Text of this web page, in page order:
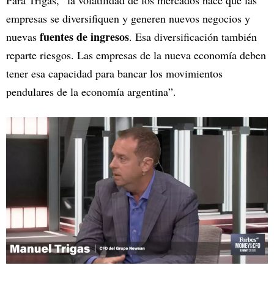
empresas se diversifiquen y generen nuevos negocios y
nuevas fuentes de ingresos. Esa diversificación también
reparte riesgos. Las empresas de la nueva economía deben
tener esa capacidad para bancar los movimientos
pendulares de la economía argentina”.